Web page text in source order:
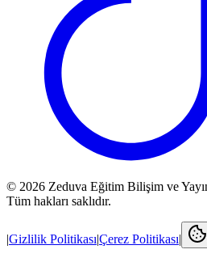
© 2026 Zeduva Eğitim Bilişim ve
Tüm hakları saklıdır.
|Gizlilik Politikası|Çerez Politikası|